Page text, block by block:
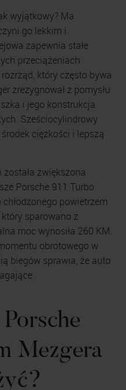
wyjątkowy? Ma
go lekkim i
zapewnia stałe
przeciążeniach
który często bywa
zrezygnował z pomysłu
i jego konstrukcja
Sześciocylindrowy
ciężkości i lepszą
zwiększona
Porsche 911 Turbo
powietrzem
sparowano z
moc wynosiła 260 KM.
obrotowego w
biegów sprawia, że auto
Mezgera